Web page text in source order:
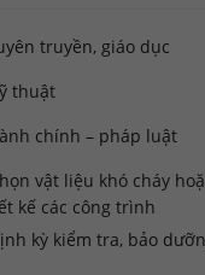
truyền, giáo dục
thuật
chính – pháp luật
vật liệu khó cháy
kế các công trình
kỳ kiểm tra, bảo